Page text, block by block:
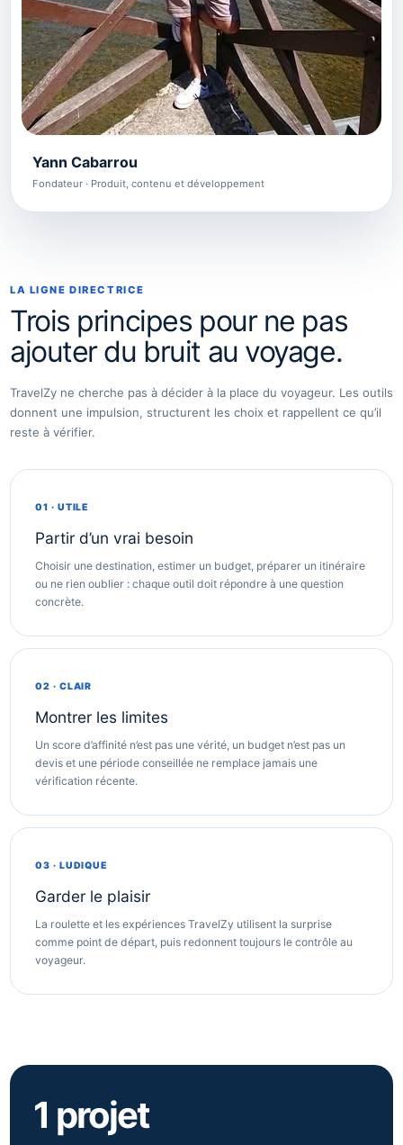
Yann Cabarrou
Fondateur · Produit, contenu et développement
LA LIGNE DIRECTRICE
Trois principes pour ne pas
ajouter du bruit au voyage.
TravelZy ne cherche pas à décider à la place du voyageur. Les outils
donnent une impulsion, structurent les choix et rappellent ce qu’il
reste à vérifier.
01 · UTILE
Partir d’un vrai besoin
Choisir une destination, estimer un budget, préparer un itinéraire
ou ne rien oublier : chaque outil doit répondre à une question
concrète.
02 · CLAIR
Montrer les limites
Un score d’affinité n’est pas une vérité, un budget n’est pas un
devis et une période conseillée ne remplace jamais une
vérification récente.
03 · LUDIQUE
Garder le plaisir
La roulette et les expériences TravelZy utilisent la surprise
comme point de départ, puis redonnent toujours le contrôle au
voyageur.
1 projet